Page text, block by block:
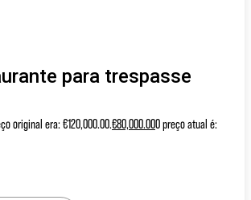
para trespasse
original era: €120,000.00.€80,000.00O preço atual é: